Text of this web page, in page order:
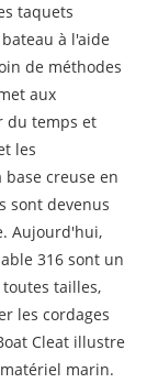
taquets
à l'aide
de méthodes
aux
du temps et
les
creuse en
sont devenus
Aujourd'hui,
316 sont un
tailles,
les cordages
Cleat illustre
marin.